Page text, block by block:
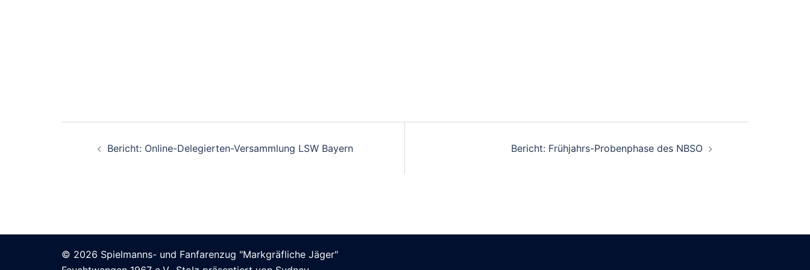
Navigation
Bericht: Online-Delegierten-Versammlung LSW Bayern Bericht: Frühjahrs-Probenphase des NBSO
© 2026 Spielmanns- und Fanfarenzug "Markgräfliche Jäger"